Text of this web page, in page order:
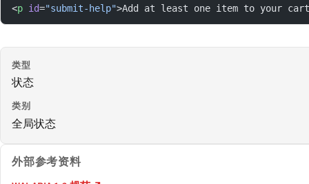
<p id="submit-help">Add at least one item to your
类型
状态
类别
全局状态
外部参考资料